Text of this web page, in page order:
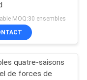
MOQ:30 ensembles
quatre-saisons
de forces de